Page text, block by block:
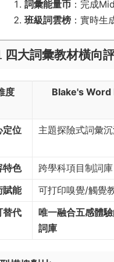
​詞彙能量币​ ：完成
​班級詞雲榜​ ：實時生
四大詞彙教材橫向
度​ ​Blake's Word
定位​
主題探險式詞彙
特色​ 跨學科項目制詞庫
賦能​
可打印嗅覺/觸覺
替代
唯一融合五感體
詞庫​